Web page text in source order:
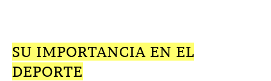
SU IMPORTANCIA EN EL
DEPORTE